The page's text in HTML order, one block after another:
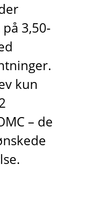
3,50-
kun
– de